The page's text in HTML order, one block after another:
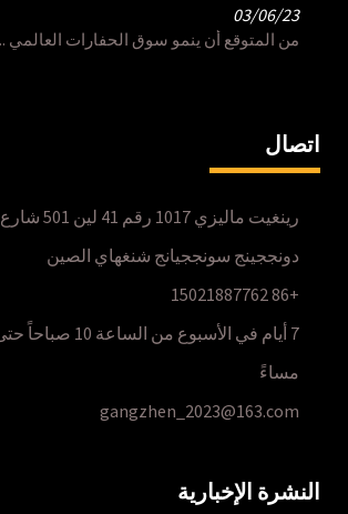
03/06/23
من المتوقع أن ينمو سوق الحفارات العالمي
اتصال
رينغيت ماليزي
دونججينج سونججيانج شنغهاي الصين
+86 15021887762
مساءً
gangzhen_2023@163.com
النشرة الإخبارية